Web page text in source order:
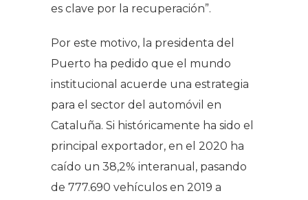
es clave por la recuperación”.
Por este motivo, la presidenta del
Puerto ha pedido que el mundo
institucional acuerde una estrategia
para el sector del automóvil en
Cataluña. Si históricamente ha sido el
principal exportador, en el 2020 ha
caído un 38,2% interanual, pasando
de 777.690 vehículos en 2019 a